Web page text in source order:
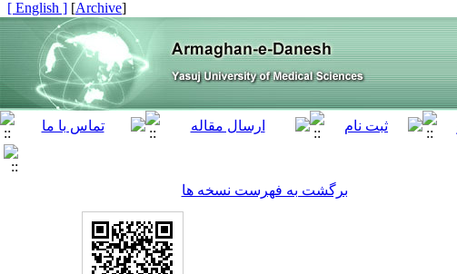
[
Archive
]
[ English ]
برگشت به فهرست نسخه ها